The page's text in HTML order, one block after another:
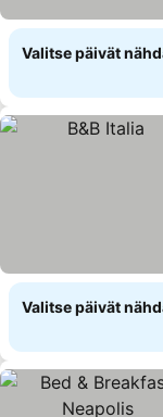
Valitse päivät
Valitse päivät